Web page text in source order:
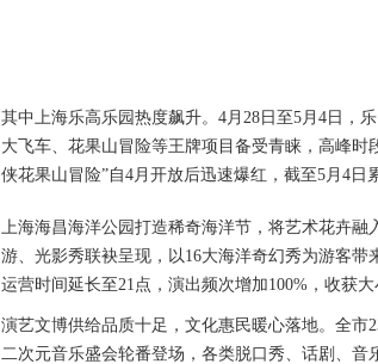
其中上海乐高乐园热度飙升。4月28日至5月4日，
大飞车、花果山冒险等王牌项目备受青睐，高峰
侠花果山冒险”自4月开放后迅速爆红，截至5月4日
上海海昌海洋公园打造稀奇海洋节，将艺术花卉
游、光影秀联袂呈现，以16大海洋奇幻秀为游客
运营时间延长至21点，演出频次增加100%，收获
演艺文博供给品质十足，文化惠民暖心落地。全市
二次元音乐盛会轮番登场，各类脱口秀、话剧、